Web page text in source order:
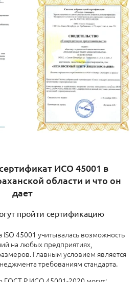
ИСО 45001 в
области и что он
дает
пройти сертификацию
ISO 45001 учитывалась возможность
на любых предприятиях,
Главным условием является
требованиям стандарта.